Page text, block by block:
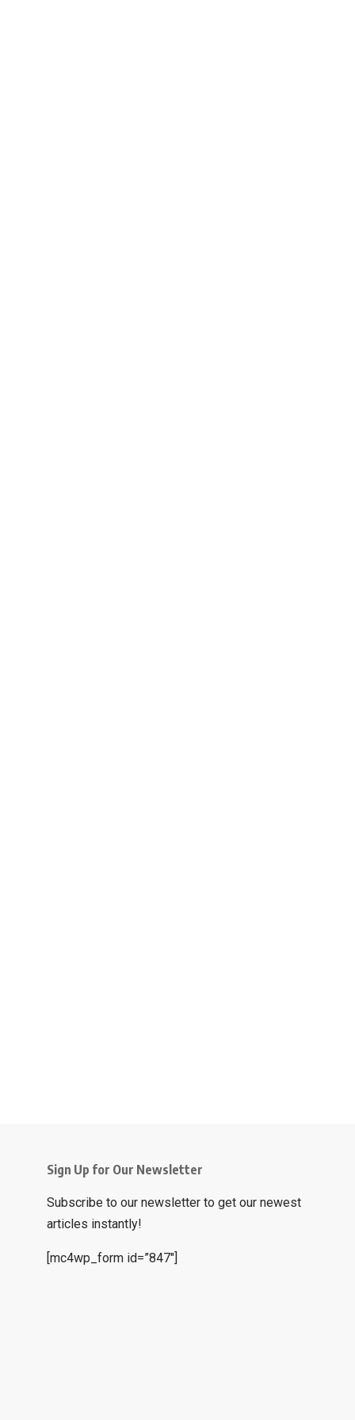
Sign Up for Our Newsletter
Subscribe to our newsletter to get our newest
articles instantly!
[mc4wp_form id=”847″]